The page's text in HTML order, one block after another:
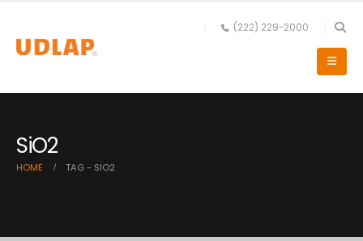
(222) 229-2000
SiO2
HOME TAG - SIO2